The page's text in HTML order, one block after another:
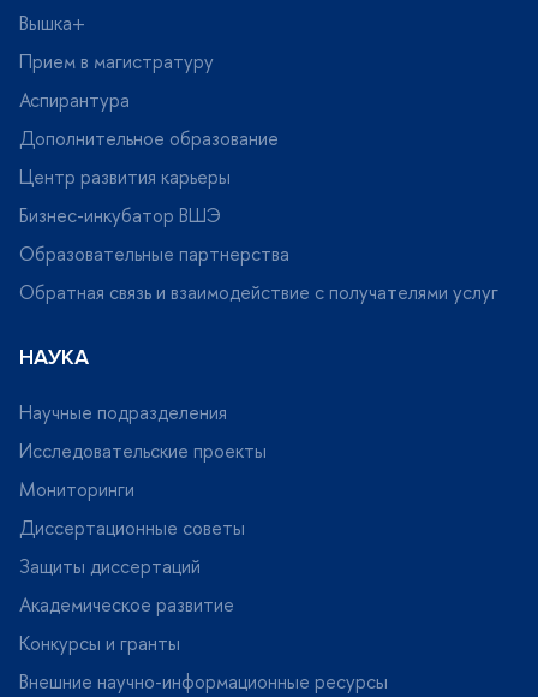
ышка+
Прием в магистратуру
Аспирантура
Дополнительное образование
Центр развития карьеры
Бизнес-инкубатор ВШЭ
Образовательные партнерства
Обратная связь и взаимодействие с получателями услу
НАУКА
Научные подразделения
Исследовательские проекты
Мониторинги
Диссертационные советы
Защиты диссертаций
Академическое развитие
Конкурсы и гранты
нешние научно-информационные ресурсы